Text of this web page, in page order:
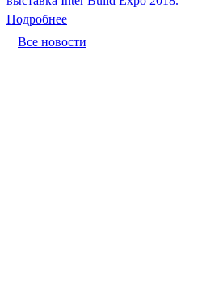
Подробнее
Все новости